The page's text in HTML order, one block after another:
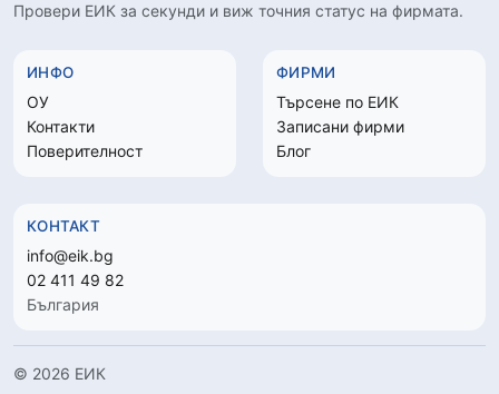
Провери ЕИК за секунди и виж точния статус на фирмата.
ИНФО
ОУ
Контакти
Поверителност
ФИРМИ
Търсене по ЕИК
Записани фирми
Блог
КОНТАКТ
info@eik.bg
02 411 49 82
България
© 2026 ЕИК